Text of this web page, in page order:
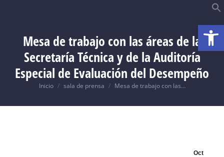
Mesa de trabajo con las áreas de la
Secretaría Técnica y de la Auditoría
Especial de Evaluación del Desempeño
Usted está aquí:
Inicio sala de prensa Mesa de trabajo con las…
Oct
Abrir